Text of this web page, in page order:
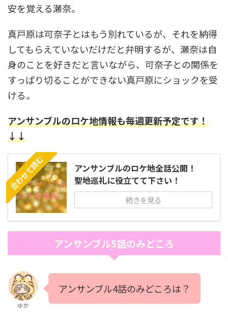
安を覚える瀬奈。
真戸原は可奈子とはもう別れているが、それを納得
してもらえていないだけだと弁明するが、瀬奈は自
身のことを好きだと言いながら、可奈子との関係を
すっぱり切ることができない真戸原にショックを受
ける。
アンサンブルのロケ地情報も毎週更新予定です！
↓↓
合わせて読む
アンサンブルのロケ地全話公開！
聖地巡礼に役立てて下さい！
続きを見る
アンサンブル5話のみどころ
ゆか
アンサンブル4話のみどころは？